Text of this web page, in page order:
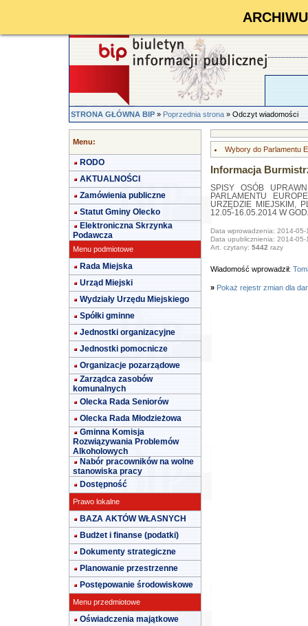
STRONA GŁÓWNA BIP»Poprzednia strona» Odczyt wiadomości
Menu:
RODO
AKTUALNOŚCI
Zamówienia publiczne
Statut Gminy Olecko
Elektroniczna Skrzynka
Podawcza
Menu podmiotowe
Rada Miejska
Urząd Miejski
Wydziały Urzędu Miejskiego
Spółki gminne
Jednostki organizacyjne
Jednostki pomocnicze
Organizacje pozarządowe
Zarządca zasobów
komunalnych
Olecka Rada Seniorów
Olecka Rada Młodzieżowa
Gminna Komisja
Rozwiązywania Problemów
Alkoholowych
Nabór pracowników na wolne
stanowiska pracy
Dostępność
Prawo lokalne
BAZA AKTÓW WŁASNYCH
Budżet i finanse (podatki)
Dokumenty strategiczne
Planowanie przestrzenne
Postępowanie środowiskowe
Menu przedmiotowe
Oświadczenia majątkowe
Wybory do Parlamentu
Informacja
SPISY OSÓB
PARLAMENTU
URZĘDZIE MIEJSKIM,
12.05-16.05.2014 W
Data wprowadzenia: 2014-05-
Data upublicznienia: 2014-05-
Art. czytany: 5442 razy
Wiadomość wprowadził:
» Pokaż rejestr zmian dla